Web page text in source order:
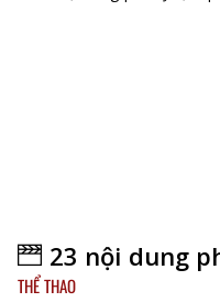
23 nội dung
THỂ THAO